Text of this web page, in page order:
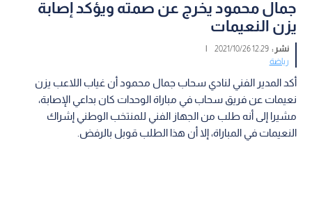
جمال محمود يخرج عن صمته ويؤكد إصابة
يزن النعيمات
نشر :12:29 2021/10/26
|
رياضة
أكد المدير الفني لنادي سحاب جمال محمود أن غياب اللاعب يزن
نعيمات عن فريق سحاب في مباراة الوحدات كان بداعي الإصابة،
مشيرا إلى أنه طلب من الجهاز الفني للمنتخب الوطني إشراك
النعيمات في المباراة، إلا أن هذا الطلب قوبل بالرفض.